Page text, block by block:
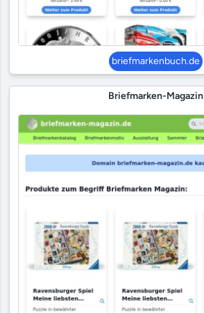
briefmarkenbuch.de
Briefmarken-Magazin